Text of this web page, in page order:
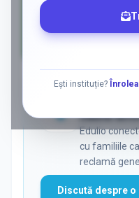
Ești instituție?
Vrei să
caută
Edulio
cu familiile
reclamă
Discută despre